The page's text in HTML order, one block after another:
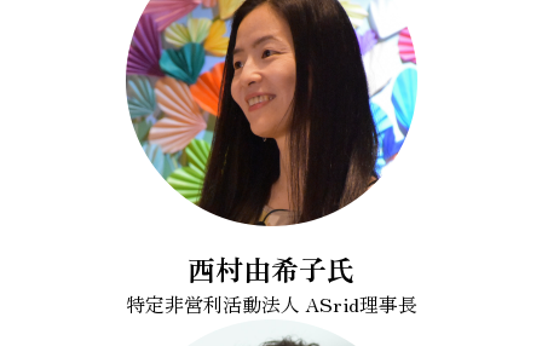
西村由希子氏
特定非営利活動法人 ASrid理事長